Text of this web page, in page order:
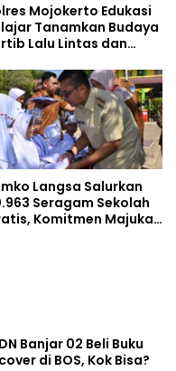
Mojokerto Edukasi
Tanamkan Budaya
Lalu Lintas dan
Langsa Salurkan
Seragam Sekolah
Komitmen Majukan
Banjar 02 Beli Buku
di BOS, Kok Bisa?